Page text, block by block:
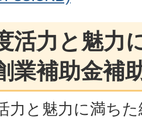
活力と魅力
業補助金補
力と魅力に満ち